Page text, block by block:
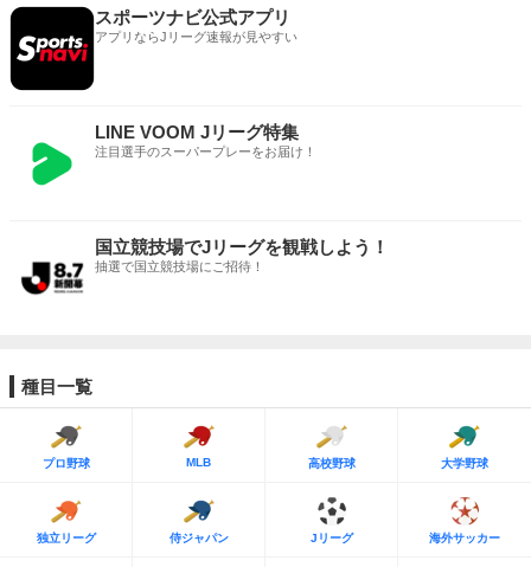
スポーツナビ公式アプリ
アプリならJリーグ速報が見やすい
LINE VOOM Jリーグ特集
注目選手のスーパープレーをお届け！
国立競技場でJリーグを観戦しよう！
抽選で国立競技場にご招待！
種目一覧
プロ野球 MLB 高校野球 大学野球
独立リーグ 侍ジャパン Jリーグ 海外サッカー